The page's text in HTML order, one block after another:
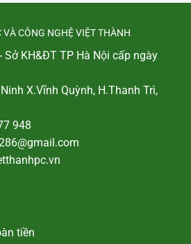
CÔNG NGHỆ VIỆT THÀNH
Sở KH&ĐT TP Hà Nội cấp ngày
X.Vĩnh Quỳnh, H.Thanh Trì,
948
tiền